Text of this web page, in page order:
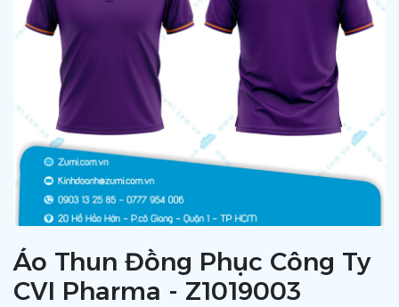
Áo Thun Đồng Phục Công Ty
CVI Pharma - Z1019003